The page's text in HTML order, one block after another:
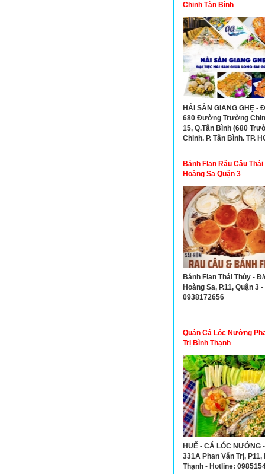
Chinh Tân Bình
HẢI SẢN GIANG GHẸ -
680 Đường Trường
15, Q.Tân Bình (680
Chinh, P. Tân Bình, TP.
Hotline: 0961727179
Bánh Flan Râu Câu Thái
Hoàng Sa Quận 3
Bánh Flan Thái Thủy -
Hoàng Sa, P.11, Quận 3 -
0938172656
Quán Cá Lóc Nướng
Trị Bình Thạnh
HUẾ - CÁ LÓC NƯỚNG
331A Phan Văn Trị, P11,
Thạnh - Hotline: